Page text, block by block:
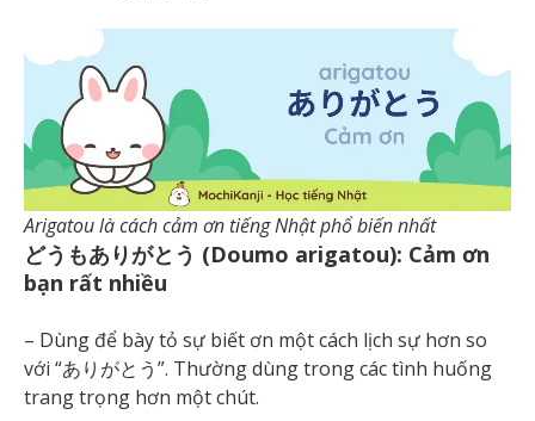
Arigatou là cách cảm ơn tiếng Nhật phổ biến nhất
どうもありがとう (Doumo arigatou): Cảm ơn
bạn rất nhiều
– Dùng để bày tỏ sự biết ơn một cách lịch sự hơn so
với “ありがとう”. Thường dùng trong các tình huống
trang trọng hơn một chút.